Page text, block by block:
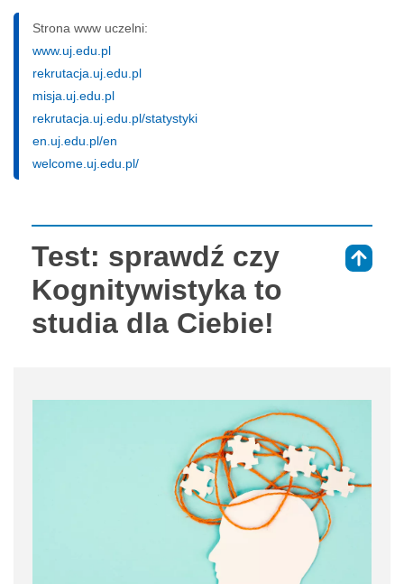
Strona www uczelni:
www.uj.edu.pl
rekrutacja.uj.edu.pl
misja.uj.edu.pl
rekrutacja.uj.edu.pl/statystyki
en.uj.edu.pl/en
welcome.uj.edu.pl/
Test: sprawdź czy
Kognitywistyka to
studia dla Ciebie!